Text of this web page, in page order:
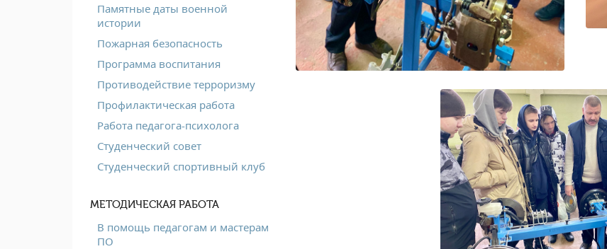
Памятные даты военной
истории
Пожарная безопасность
Программа воспитания
Противодействие терроризму
Профилактическая работа
Работа педагога-психолога
Студенческий совет
Студенческий спортивный клуб
МЕТОДИЧЕСКАЯ РАБОТА
В помощь педагогам и мастерам
ПО